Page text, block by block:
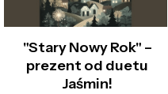
"Stary Nowy Rok" –
prezent od duetu
Jaśmin!